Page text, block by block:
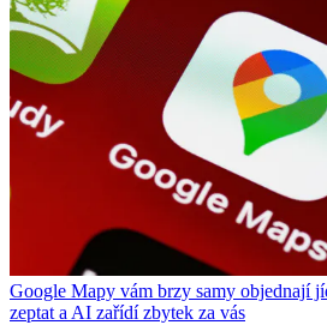
Google Mapy vám brzy samy objednají
zeptat a AI zařídí zbytek za vás